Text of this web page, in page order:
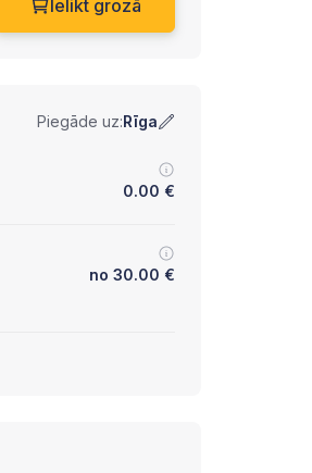
Ielikt grozā
Piegāde uz:Rīga
0.00 €
no 30.00 €